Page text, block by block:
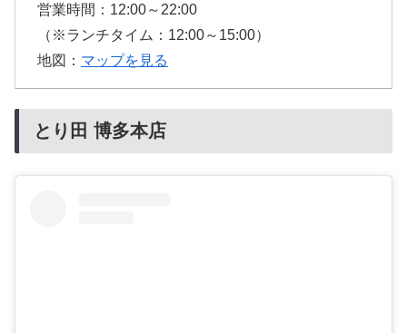
営業時間：12:00～22:00
（※ランチタイム：12:00～15:00）
地図： マップを見る
とり田 博多本店